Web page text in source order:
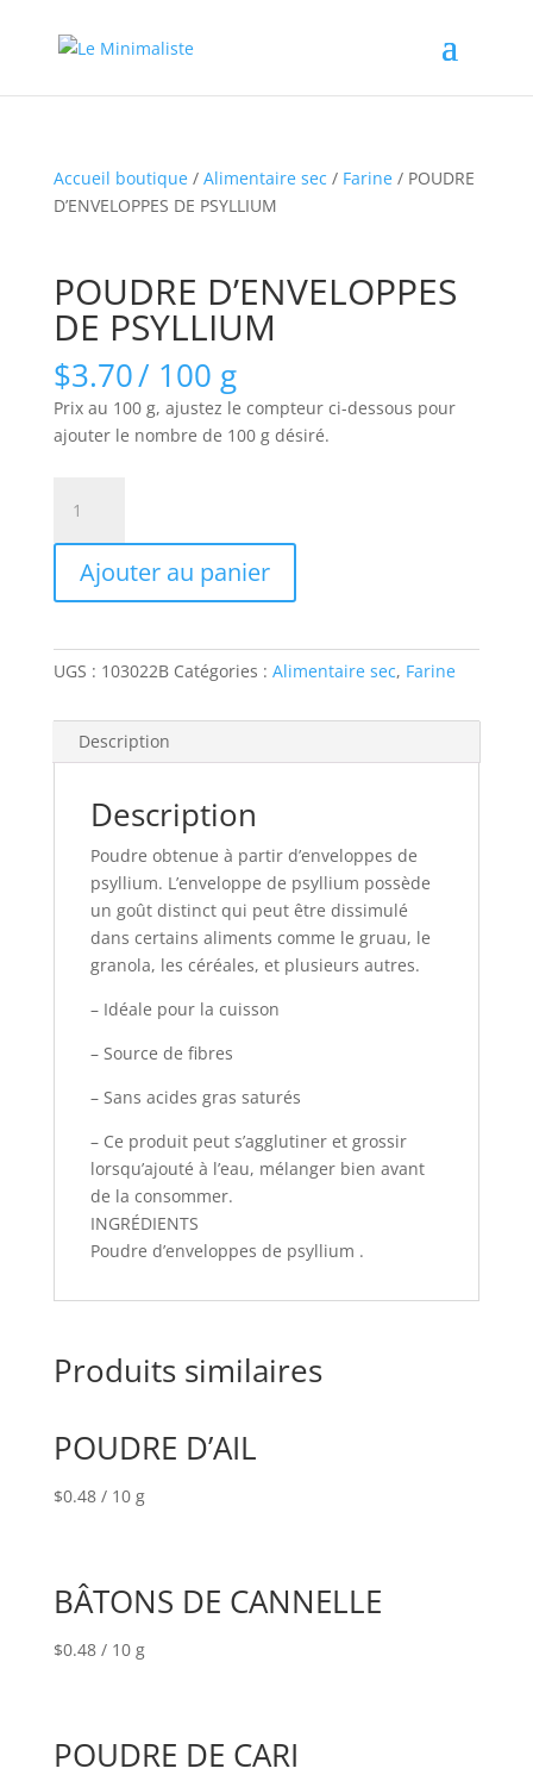
Accueil boutique/ Alimentaire sec / Farine/ POUDRE
D’ENVELOPPES DE PSYLLIUM
POUDRE D’ENVELOPPES
DE PSYLLIUM
$3.70/ 100 g
Prix au 100 g, ajustez le compteur ci-dessous pour
ajouter le nombre de 100 g désiré.
POUDRE
D'ENVELOPPES
DE
Ajouter au panier
UGS : 103022B Catégories : Alimentaire sec, Farine
Description
Description
Poudre obtenue à partir d’enveloppes de
psyllium. L’enveloppe de psyllium possède
un goût distinct qui peut être dissimulé
dans certains aliments comme le gruau, le
granola, les céréales, et plusieurs autres.
– Idéale pour la cuisson
– Source de fibres
– Sans acides gras saturés
– Ce produit peut s’agglutiner et grossir
lorsqu’ajouté à l’eau, mélanger bien avant
de la consommer.
INGRÉDIENTS
Poudre d’enveloppes de psyllium .
Produits similaires
POUDRE D’AIL
$0.48 / 10 g
BÂTONS DE CANNELLE
$0.48 / 10 g
POUDRE DE CARI